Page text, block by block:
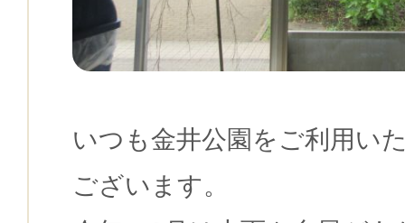
いつも金井公園をご利用い
ございます。